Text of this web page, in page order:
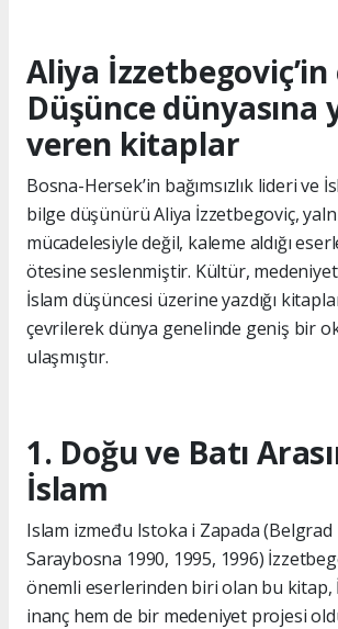
Aliya
Düşünce dünyasına
veren kitaplar
Bosna-Hersek’in bağımsızlık lideri ve
bilge düşünürü Aliya İzzetbegoviç,
mücadelesiyle değil, kaleme aldığı
ötesine seslenmiştir. Kültür,
İslam düşüncesi üzerine yazdığı
çevrilerek dünya genelinde geniş bir
ulaşmıştır.
1. Doğu ve Batı
İslam
Islam između Istoka i Zapada (Belgrad
Saraybosna 1990, 1995, 1996)
önemli eserlerinden biri olan bu kitap,
inanç hem de bir medeniyet projesi